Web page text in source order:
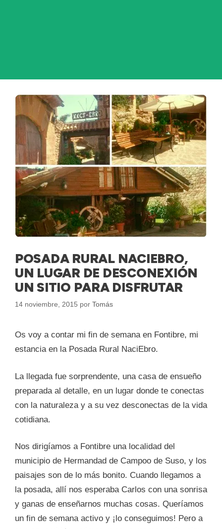
POSADA RURAL NACIEBRO,
UN LUGAR DE DESCONEXIÓN
UN SITIO PARA DISFRUTAR
14 noviembre, 2015 por Tomás
Os voy a contar mi fin de semana en Fontibre, mi
estancia en la Posada Rural NaciEbro.
La llegada fue sorprendente, una casa de ensueño
preparada al detalle, en un lugar donde te conectas
con la naturaleza y a su vez desconectas de la vida
cotidiana.
Nos dirigíamos a Fontibre una localidad del
municipio de Hermandad de Campoo de Suso, y los
paisajes son de lo más bonito. Cuando llegamos a
la posada, allí nos esperaba Carlos con una sonrisa
y ganas de enseñarnos muchas cosas. Queríamos
un fin de semana activo y ¡lo conseguimos! Pero a